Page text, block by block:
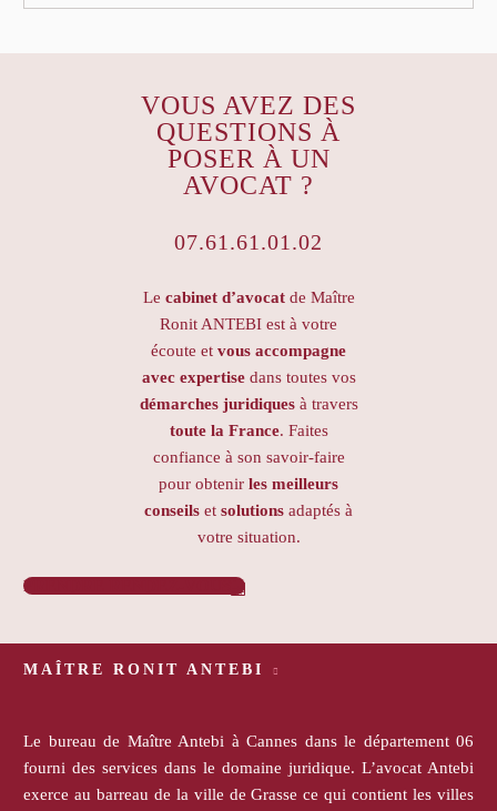
VOUS AVEZ DES
QUESTIONS À
POSER À UN
AVOCAT ?
07.61.61.01.02
Le cabinet d’avocatde Maître
Ronit ANTEBI est à votre
écoute et vous accompagne
avec expertisedans toutes vos
démarches juridiquesà travers
toute la France. Faites
confiance à son savoir-faire
pour obtenir les meilleurs
conseils et solutions adaptés à
votre situation.
PRENDRE RENDEZ-VOUS 
MAÎTRE RONIT ANTEBI
Le bureau de Maître Antebi à Cannes dans le département 06
fourni des services dans le domaine juridique. L’avocat Antebi
exerce au barreau de la ville de Grasse ce qui contient les villes